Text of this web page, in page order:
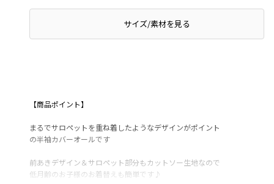
サイズ/素材を見る
【商品ポイント】
まるでサロペットを重ね着したようなデザインがポイント
の半袖カバーオールです
前あきデザイン＆サロペット部分もカットソー生地なので
低月齢のお子様のお着替えも簡単です♪